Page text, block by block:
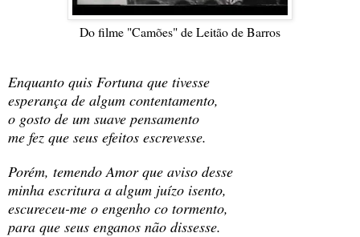
Do filme "Camões" de Leitão de Barros
Enquanto quis Fortuna que tivesse
esperança de algum contentamento,
o gosto de um suave pensamento
me fez que seus efeitos escrevesse.
Porém, temendo Amor que aviso desse
minha escritura a algum juízo isento,
escureceu-me o engenho co tormento,
para que seus enganos não dissesse.